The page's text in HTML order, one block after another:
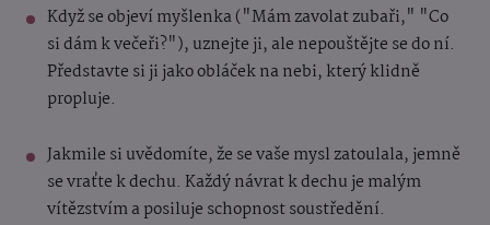
Když se objeví myšlenka ("Mám zavolat zubaři," "Co
si dám k večeři?"), uznejte ji, ale nepouštějte se do ní.
Představte si ji jako obláček na nebi, který klidně
propluje.
Jakmile si uvědomíte, že se vaše mysl zatoulala, jemně
se vraťte k dechu. Každý návrat k dechu je malým
vítězstvím a posiluje schopnost soustředění.